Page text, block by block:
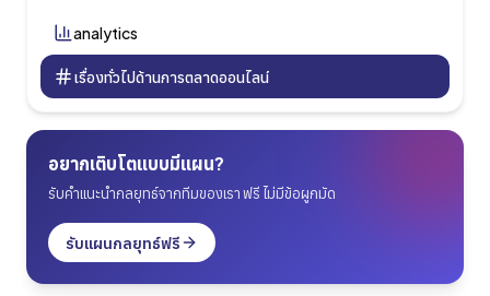
analytics
เรื่องทั่วไปด้านการตลาดออนไลน์
อยากเติบโตแบบมีแผน?
รับคำแนะนำกลยุทธ์จากทีมของเรา ฟรี ไม่มีข้อผูกมัด
รับแผนกลยุทธ์ฟรี